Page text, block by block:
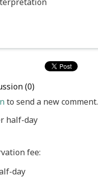
(0)
to send a new comment.
half-day
fee:
day